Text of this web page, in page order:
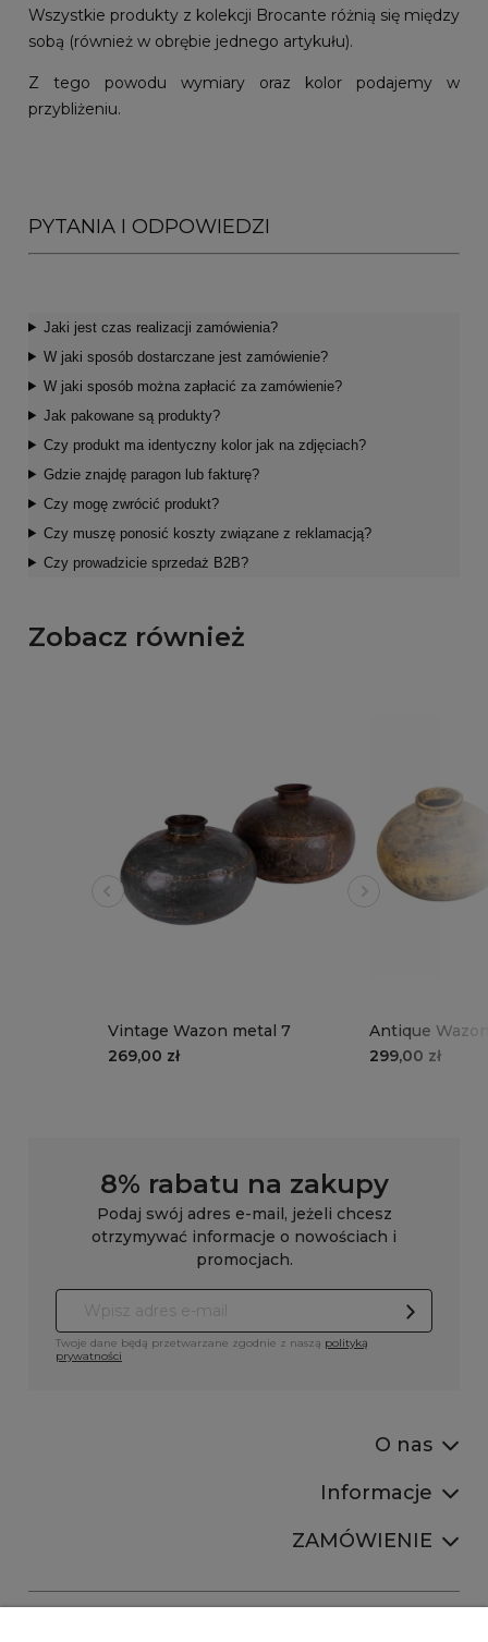
Wszystkie produkty z kolekcji Brocante różnią się między
sobą (również w obrębie jednego artykułu).
Z tego powodu wymiary oraz kolor podajemy w
przybliżeniu.
PYTANIA I ODPOWIEDZI
Jaki jest czas realizacji zamówienia?
W jaki sposób dostarczane jest zamówienie?
W jaki sposób można zapłacić za zamówienie?
Jak pakowane są produkty?
Czy produkt ma identyczny kolor jak na zdjęciach?
Gdzie znajdę paragon lub fakturę?
Czy mogę zwrócić produkt?
Czy muszę ponosić koszty związane z reklamacją?
Czy prowadzicie sprzedaż B2B?
Zobacz również
Vintage Wazon metal 7
269,00 zł
Antique
299,00 zł
8% rabatu na zakupy
Podaj swój adres e-mail, jeżeli chcesz
otrzymywać informacje o nowościach i
promocjach.
Twoje dane będą przetwarzane zgodnie z naszą polityką
prywatności
O nas
Informacje
ZAMÓWIENIE